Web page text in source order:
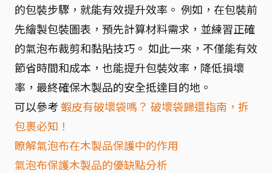
的包裝步驟，就能有效提升效率。 例如，在包裝前
先繪製包裝圖表，預先計算材料需求，並練習正確
的氣泡布裁剪和黏貼技巧。 如此一來，不僅能有效
節省時間和成本，也能提升包裝效率，降低損壞
率，最終確保木製品的安全抵達目的地。
可以參考 蝦皮有破壞袋嗎？ 破壞袋歸還指南，拆
包裹必知！
瞭解氣泡布在木製品保護中的作用
氣泡布保護木製品的優缺點分析